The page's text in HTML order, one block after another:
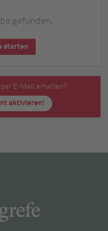
gefunden.
starten
E-Mail erhalten?
aktivieren!